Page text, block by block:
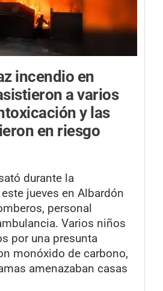
incendio en
a varios
y las
en riesgo
durante la
jueves en Albardón
personal
Varios niños
por una presunta
monóxido de carbono,
amenazaban casas